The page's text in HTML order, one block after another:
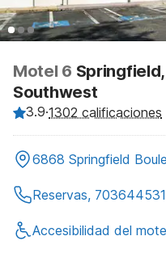
Motel 6
Southwest
3.9·1302 calificaciones
6868 Springfield
Reservas,
Accesibilidad del